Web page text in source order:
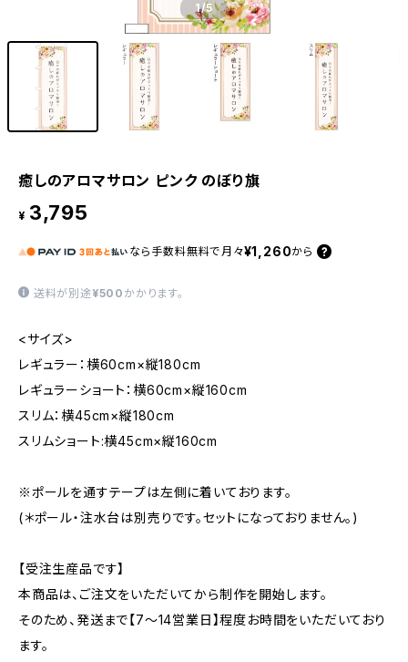
1/5
癒しのアロマサロン ピンク のぼり旗
¥ 3,795
なら 手数料無料で 月々¥1,260から
送料が別途 ¥500 かかります。
<サイズ>
レギュラー：横60cm×縦180cm
レギュラーショート：横60cm×縦160cm
スリム：横45cm×縦180cm
スリムショート:横45cm×縦160cm
※ポールを通すテープは左側に着いております。
(＊ポール・注水台は別売りです。セットになっておりません。)
【受注生産品です】
本商品は、ご注文をいただいてから制作を開始します。
そのため、発送まで【7〜14営業日】程度お時間をいただいており
ます。